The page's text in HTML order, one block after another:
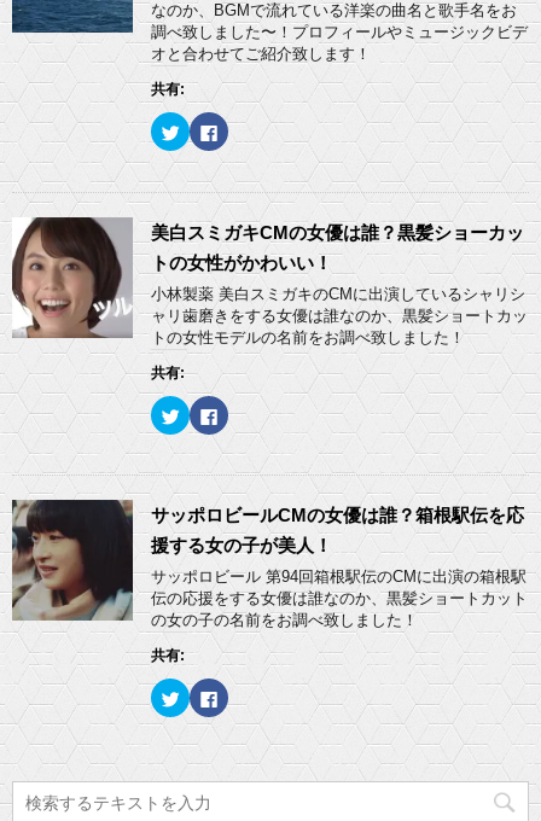
ド
ウ
で
開
き
で
共
有
(
し
い
ウ
ィ
ン
で
開
ま
す
)
に
は
ク
リ
ク
て
く
だ
い
新
い
ウ
ィ
ン
ド
ウ
で
開
き
す
なのか、BGMで流れている洋楽の曲名と歌手名をお
調べ致しました〜！プロフィールやミュージックビデ
オと合わせてご紹介致します！
共有:
ク
リ
し
て
w
i
t
t
e
r
で
共
有
新
し
い
ウ
ィ
ウ
で
き
ま
す
F
a
e
o
k
で
共
有
す
る
に
は
ク
ッ
し
て
く
さ
い
(
新
し
い
ウ
ン
ド
ウ
で
き
ま
す
美白スミガキCMの女優は誰？黒髪ショーカッ
トの女性がかわいい！
小林製薬 美白スミガキのCMに出演しているシャリシ
ャリ歯磨きをする女優は誰なのか、黒髪ショートカッ
トの女性モデルの名前をお調べ致しました！
共有:
ク
リ
ク
T
w
t
e
r
で
共
有
新
い
ウ
ィ
ン
ド
開
き
ま
F
a
e
o
k
で
共
有
す
る
に
は
ク
ッ
ク
し
て
く
さ
新
サッポロビールCMの女優は誰？箱根駅伝を応
援する女の子が美人！
サッポロビール 第94回箱根駅伝のCMに出演の箱根駅
伝の応援をする女優は誰なのか、黒髪ショートカット
の女の子の名前をお調べ致しました！
共有:
ク
リ
ッ
し
て
T
w
i
F
a
o